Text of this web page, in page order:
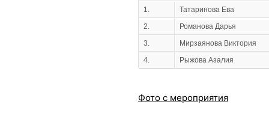
1.
Татаринова Ева
2.
Романова Дарья
3.
Мирзаянова Виктория
4.
Рыжова Азалия
Фото с мероприятия